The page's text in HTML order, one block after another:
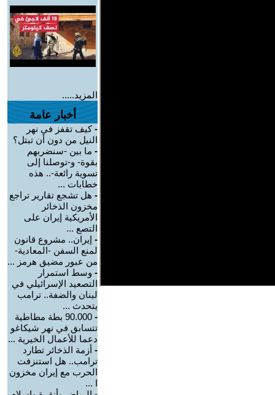
المزيد.....
أخبار عامة
-كيف تقفز في نهر
النيل من دون أن تبتل؟
- ما بين -سنضربهم
بقوة- و-توصلنا إلى
تسوية رائعة-.. هذه
خطابات ...
- هل تشجع تقارير تراجع
مخزون الذخائر
الأمريكية إيران على
التصع ...
- إيران.. مشروع قانون
لمنع السفن -المعادية-
من عبور مضيق هرمز ...
- وسط استمرار
التصعيد الإسرائيلي في
لبنان والضفة.. ترامب
يتحدث ...
-
90.000 بطة مطاطية
تتسابق في نهر شيكاغو
دعما للأعمال الخيرية ...
- أزمة الذخائر تطارد
ترامب.. هل استنزفت
الحرب مع إيران مخزون
ا ...